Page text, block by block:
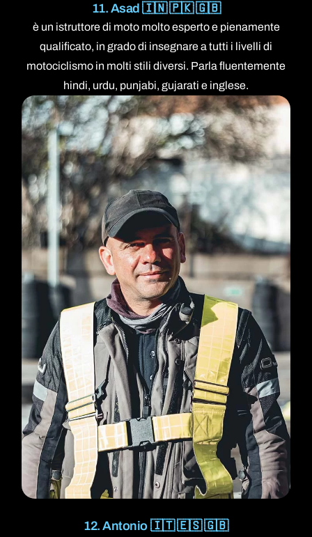
11. Asad 🇮🇳 🇵🇰 🇬🇧
è un istruttore di moto molto esperto e pienamente
qualificato, in grado di insegnare a tutti i livelli di
motociclismo in molti stili diversi. Parla fluentemente
hindi, urdu, punjabi, gujarati e inglese.
12. Antonio 🇮🇹 🇪🇸 🇬🇧